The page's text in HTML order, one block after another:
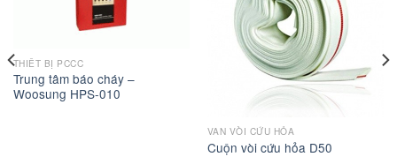
THIẾT BỊ PCCC
Trung tâm báo cháy –
Woosung HPS-010
VAN VÒI CỨU HỎA
Cuộn vòi cứu hỏa D50